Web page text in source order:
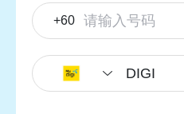
+60
DIGI